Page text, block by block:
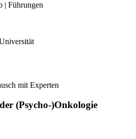
| Führungen
mit Experten
(Psycho-)Onkologie